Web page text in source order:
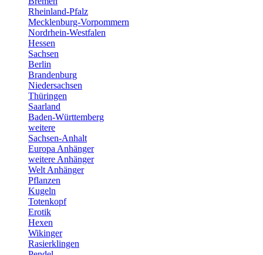
Rheinland-Pfalz
Mecklenburg-Vorpommern
Nordrhein-Westfalen
Hessen
Sachsen
Berlin
Brandenburg
Niedersachsen
Thüringen
Saarland
Baden-Württemberg
weitere
Sachsen-Anhalt
Europa Anhänger
weitere Anhänger
Welt Anhänger
Pflanzen
Kugeln
Totenkopf
Erotik
Hexen
Wikinger
Rasierklingen